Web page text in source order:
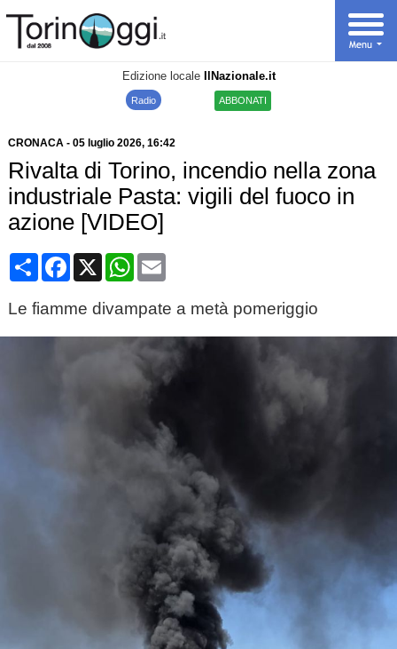
Edizione locale IlNazionale.it
Radio ABBONATI
CRONACA- 05 luglio 2026, 16:42
Rivalta di Torino, incendio nella zona
industriale Pasta: vigili del fuoco in
azione [VIDEO]
CondividiFacebook
X WhatsApp
Email
Le fiamme divampate a metà pomeriggio